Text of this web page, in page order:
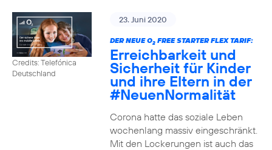
Credits: Telefónica
Deutschland
23. Juni 2020
DER NEUE O2FREE STARTER FLEX TARIF:
Erreichbarkeit und
Sicherheit für Kinder
und ihre Eltern in der
#NeuenNormalität
Corona hatte das soziale Leben
wochenlang massiv eingeschränkt.
Mit den Lockerungen ist auch das